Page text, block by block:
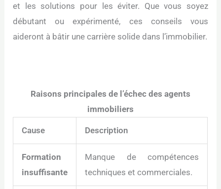
et les solutions pour les éviter. Que vous soyez
débutant ou expérimenté, ces conseils vous
aideront à bâtir une carrière solide dans l’immobilier.
Raisons principales de l’échec des agents
immobiliers
Cause Description
Formation
insuffisante
Manque de compétences
techniques et commerciales.